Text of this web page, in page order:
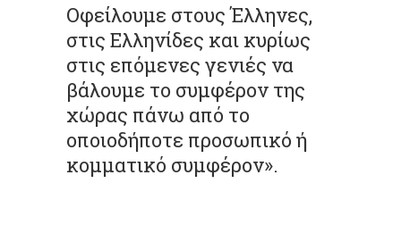
Οφείλουμε στους Έλληνες,
στις Ελληνίδες και κυρίως
στις επόμενες γενιές να
βάλουμε το συμφέρον της
χώρας πάνω από το
οποιοδήποτε προσωπικό ή
κομματικό συμφέρον».